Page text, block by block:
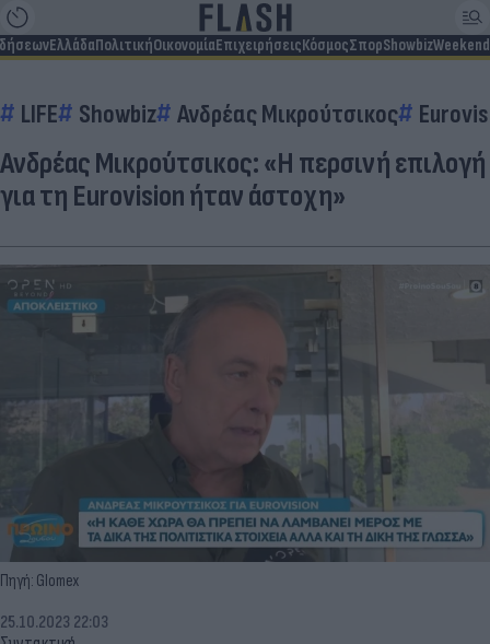
ΕλλάδαΠολιτικήΟικονομίαΕπιχειρήσειςΚόσμοςΣπορShowbizWeekend
LIFE Showbiz Ανδρέας Μικρούτσικος
Ανδρέας Μικρούτσικος: «H περσινή επιλογή
για τη Eurovision ήταν άστοχη»
Πηγή: Glomex
25.10.2023 22:03